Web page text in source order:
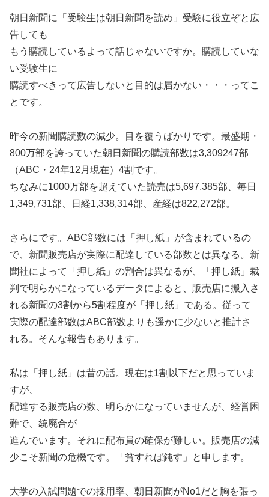
朝日新聞に「受験生は朝日新聞を読め」受験に役立ぞと広
告しても
もう購読しているよって話じゃないですか。購読していな
い受験生に
購読すべきって広告しないと目的は届かない・・・ってこ
とです。
昨今の新聞購読数の減少。目を覆うばかりです。最盛期・
800万部を誇っていた朝日新聞の購読部数は3,309247部
（ABC・24年12月現在）4割です。
ちなみに1000万部を超えていた読売は5,697,385部、毎日
1,349,731部、日経1,338,314部、産経は822,272部。
さらにです。ABC部数には「押し紙」が含まれているの
で、新聞販売店が実際に配達している部数とは異なる。新
聞社によって「押し紙」の割合は異なるが、「押し紙」裁
判で明らかになっているデータによると、販売店に搬入さ
れる新聞の3割から5割程度が「押し紙」である。従って
実際の配達部数はABC部数よりも遥かに少ないと推計さ
れる。そんな報告もあります。
私は「押し紙」は昔の話。現在は1割以下だと思っていま
すが、
配達する販売店の数、明らかになっていませんが、経営困
難で、統廃合が
進んでいます。それに配布員の確保が難しい。販売店の減
少こそ新聞の危機です。「貧すれば鈍す」と申します。
大学の入試問題での採用率、朝日新聞がNo1だと胸を張っ